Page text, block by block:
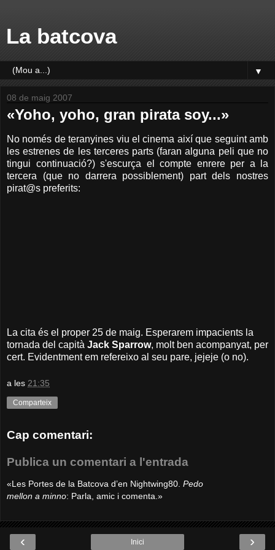
La batcova
▼
08 de maig 2007
«Yoho, yoho, gran pirata soy...»
No només de teranyines viu el cinema així que seguint amb
les estrenes de les terceres parts (faran alguna peli que no
tingui continuació?) s'escurça el compte enrere per a la
tercera (que no darrera possiblement) part dels nostres
pirat@s preferits:
La cita és el proper 25 de maig. Esperarem impacients la
tornada del capità Jack Sparrow, molt ben acompanyat, per
cert. Evidentment em refereixo al seu pare, jejeje (o no).
a les 21:35
Comparteix
Cap comentari:
Publica un comentari a l'entrada
«Les Portes de la Batcova d’en Nightwing80. Pedo
mellon a minno: Parla, amic i comenta.»
‹ ›
Inici